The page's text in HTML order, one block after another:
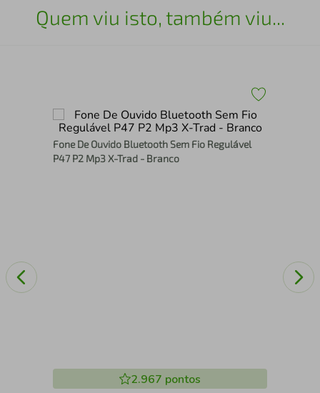
Quem viu isto, também viu...
Fone De Ouvido Bluetooth Sem Fio Regulável
P47 P2 Mp3 X-Trad - Branco
2.967 pontos